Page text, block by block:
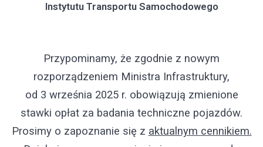
Instytutu Transportu Samochodowego
Przypominamy, że zgodnie z nowym
rozporządzeniem Ministra Infrastruktury,
od 3 września 2025 r. obowiązują zmienione
stawki opłat za badania techniczne pojazdów.
Prosimy o zapoznanie się z aktualnym cennikiem.